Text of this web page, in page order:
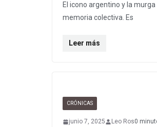
El icono argentino y la
memoria colectiva. Es
Leer más
CRÓNICAS
junio 7, 2025 Leo Ros0